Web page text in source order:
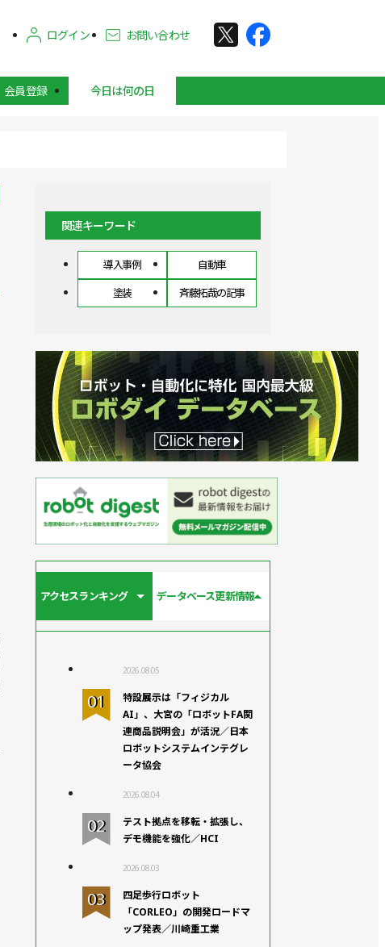
ログイン お問い合わせ
会員登録 今日は何の日
関連キーワード
導入事例
自動車
塗装
斉藤拓哉の記事
アクセスランキング データベース更新情報
2026.08.05
特設展示は「フィジカル
AI」、大宮の「ロボットFA関
連商品説明会」が活況／日本
ロボットシステムインテグレ
ータ協会
2026.08.04
テスト拠点を移転・拡張し、
デモ機能を強化／HCI
2026.08.03
四足歩行ロボット
「CORLEO」の開発ロードマ
ップ発表／川崎重工業